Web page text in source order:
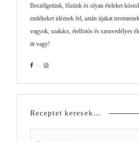
Beszélgetünk, főzünk és olyan ételeket
emlékeket idéznek fel, aztán újakat
vagyok, szakács, ételfotós és szenvedélyes
itt vagy!
Receptet keresek…